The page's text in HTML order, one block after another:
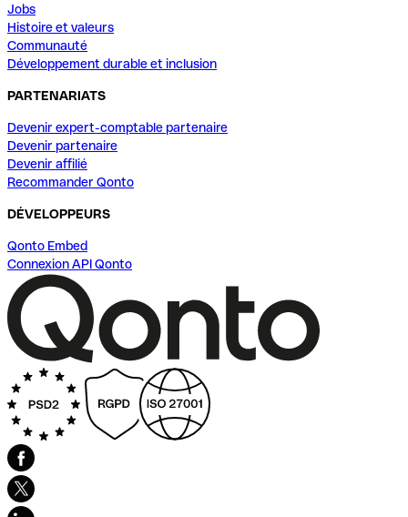
Jobs
Histoire et valeurs
Communauté
Développement durable et inclusion
PARTENARIATS
Devenir expert-comptable partenaire
Devenir partenaire
Devenir affilié
Recommander Qonto
DÉVELOPPEURS
Qonto Embed
Connexion API Qonto